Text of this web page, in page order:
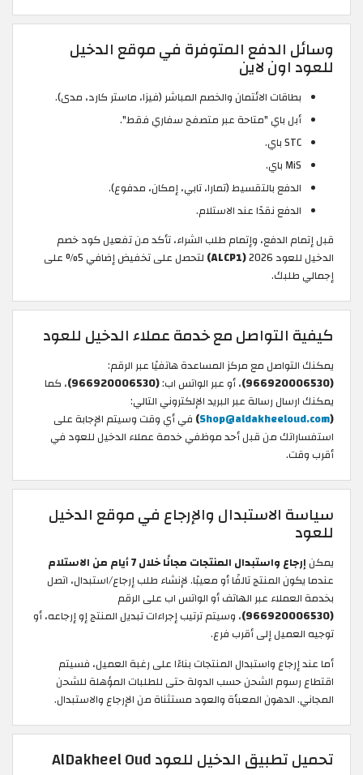
وسائل الدفع المتوفرة في موقع الدخيل
للعود اون لاين
بطاقات الائتمان والخصم المباشر (فيزا، ماستر كارد، مدى).
أبل باي "متاحة عبر متصفح سفاري فقط".
STC باي.
MiS باي.
الدفع بالتقسيط (تمارا، تابي، إمكان، مدفوع).
الدفع نقدًا عند الاستلام.
قبل إتمام الدفع، وإتمام طلب الشراء، تأكد من تفعيل كود خصم
الدخيل للعود 2026
(ALCP1)
لتحصل على تخفيض إضافي 5% على
إجمالي طلبك.
كيفية التواصل مع خدمة عملاء الدخيل للعود
يمكنك التواصل مع مركز المساعدة هاتفيًا عبر الرقم:
(966920006530)
، أو عبر الواتس اب:(966920006530)
، كما
يمكنك ارسال رسالة عبر البريد الإلكتروني التالي:
(
Shop@aldakheeloud.com
) في أي وقت وسيتم الإجابة على
استفساراتك من قبل أحد موظفي خدمة عملاء الدخيل للعود في
أقرب وقت.
سياسة الاستبدال والإرجاع في موقع الدخيل
للعود
يمكن إرجاع واستبدال المنتجات مجانًا خلال 7 أيام من الاستلام
عندما يكون المنتج تالفًا أو معيبًا. لإنشاء طلب إرجاع/استبدال، اتصل
بخدمة العملاء عبر الهاتف أو الواتس اب على الرقم
(966920006530)
، وسيتم ترتيب إجراءات تبديل المنتج إو إرجاعه، أو
توجيه العميل إلى أقرب فرع.
أما عند إرجاع واستبدال المنتجات بناءًا على رغبة العميل، فسيتم
اقتطاع رسوم الشحن حسب الدولة حتى للطلبات المؤهلة للشحن
المجاني. الدهون المعبأة والعود مستثناة من الإرجاع والاستبدال.
تحميل تطبيق الدخيل للعود AlDakheel Oud